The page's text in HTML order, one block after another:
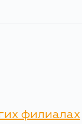
филиалах